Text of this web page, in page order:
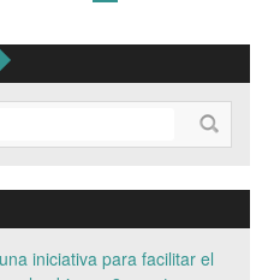
iniciativa para facilitar el